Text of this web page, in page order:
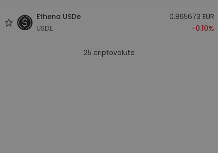
Ethena USDe
USDE
0.865673 EUR
-0.10%
25 criptovalute